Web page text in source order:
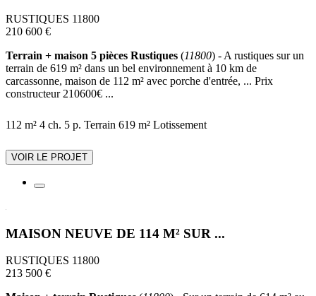
RUSTIQUES 11800
210 600 €
Terrain + maison 5 pièces Rustiques (11800) - A rustiques sur un
terrain de 619 m² dans un bel environnement à 10 km de
carcassonne, maison de 112 m² avec porche d'entrée, ... Prix
constructeur 210600€ ...
112 m² 4 ch. 5 p. Terrain 619 m² Lotissement
VOIR LE PROJET
MAISON NEUVE DE 114 M² SUR ...
RUSTIQUES 11800
213 500 €